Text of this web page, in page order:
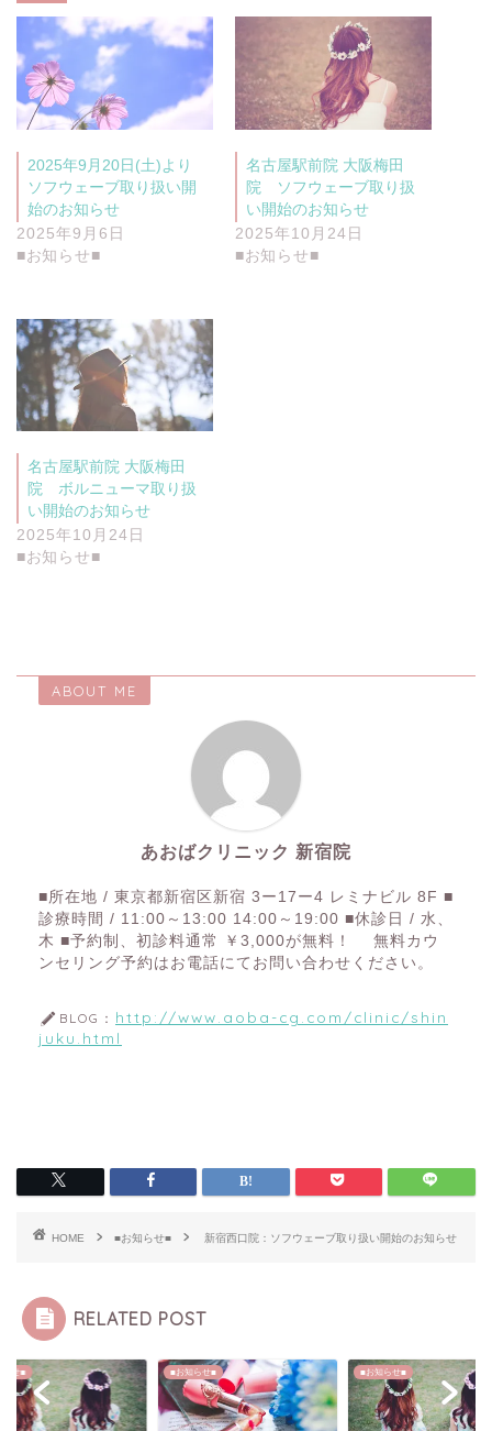
ィ
ン
ド
ウ
で
開
き
ま
す
だ
さ
い
新
し
い
ウ
ド
開
き
ま
す
2025年9月20日(土)より
ソフウェーブ取り扱い開
始のお知らせ
2025年9月6日
■お知らせ■
名古屋駅前院 大阪梅田
院 ソフウェーブ取り扱
い開始のお知らせ
2025年10月24日
■お知らせ■
名古屋駅前院 大阪梅田
院 ボルニューマ取り扱
い開始のお知らせ
2025年10月24日
■お知らせ■
ABOUT ME
あおばクリニック 新宿院
■所在地 / 東京都新宿区新宿 3ー17ー4 レミナビル 8F ■
診療時間 / 11:00～13:00 14:00～19:00 ■休診日 / 水、
木 ■予約制、初診料通常 ￥3,000が無料！ 無料カウ
ンセリング予約はお電話にてお問い合わせください。
BLOG： http://www.aoba-cg.com/clinic/shin
juku.html
HOME ■お知らせ■ 新宿西口院：ソフウェーブ取り扱い開始のお知らせ
RELATED POST
らせ■ ■お知らせ■ ■お知らせ■